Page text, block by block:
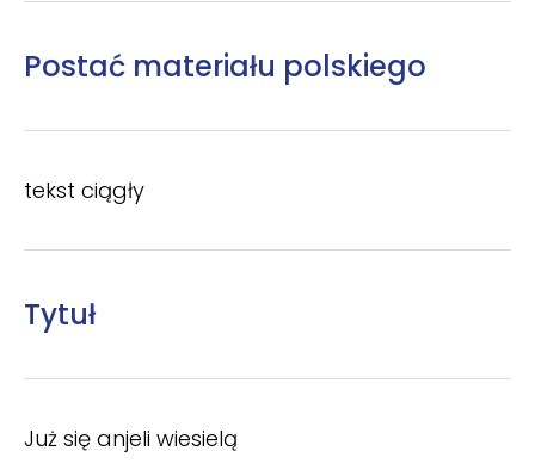
Postać materiału polskiego
tekst ciągły
Tytuł
Już się anjeli wiesielą